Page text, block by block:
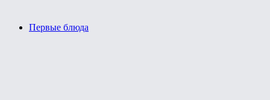
Первые блюда